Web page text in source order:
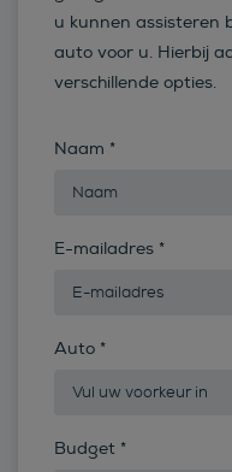
u kunnen assisteren
auto voor u. Hierbij
verschillende opties.
Naam *
E-mailadres *
Auto *
Budget *